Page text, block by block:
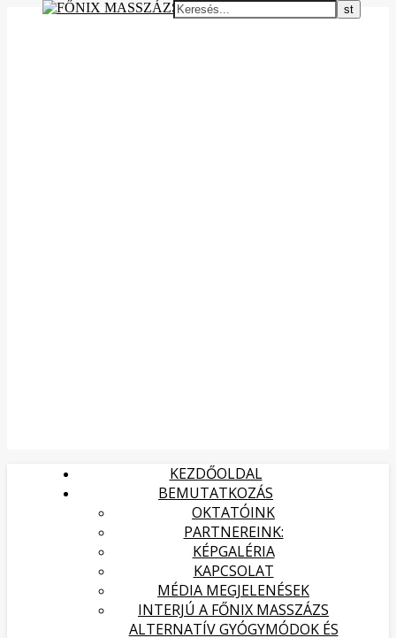
KEZDŐOLDAL
BEMUTATKOZÁS
OKTATÓINK
PARTNEREINK:
KÉPGALÉRIA
KAPCSOLAT
MÉDIA MEGJELENÉSEK
INTERJÚ A FŐNIX MASSZÁZS
ALTERNATÍV GYÓGYMÓDOK ÉS